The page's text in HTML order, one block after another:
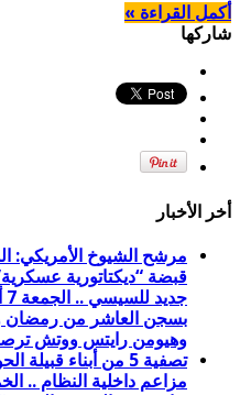
أكمل القراءة »
شاركها
أخر الأخبار
مرشح الشيوخ الأمريكي:
قبضة “ديكتاتورية
وهيومن رايتس ووتش
تصفية 5 من أبناء